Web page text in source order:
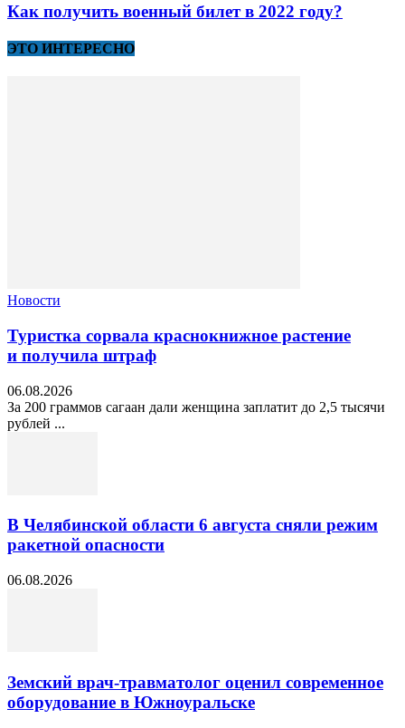
Как получить военный билет в 2022 году?
ЭТО ИНТЕРЕСНО
Новости
Туристка сорвала краснокнижное растение
и получила штраф
06.08.2026
За 200 граммов сагаан дали женщина заплатит до 2,5 тысячи
рублей ...
В Челябинской области 6 августа сняли режим
ракетной опасности
06.08.2026
Земский врач-травматолог оценил современное
оборудование в Южноуральске